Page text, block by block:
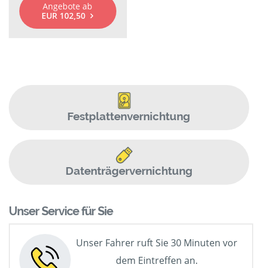
Angebote ab
EUR 102,50
Festplattenvernichtung
Datenträgervernichtung
Unser Service für Sie
Unser Fahrer ruft Sie 30 Minuten vor
dem Eintreffen an.